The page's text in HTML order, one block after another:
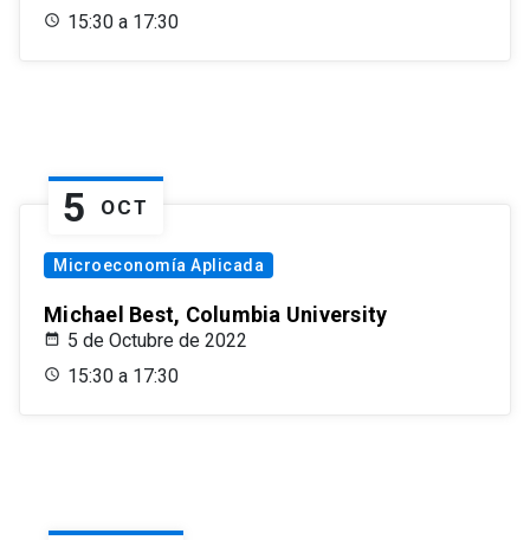
15:30 a 17:30
5 OCT
Microeconomía Aplicada
Michael Best, Columbia University
5 de Octubre de 2022
15:30 a 17:30